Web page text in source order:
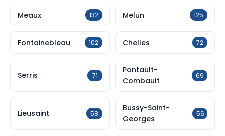
Meaux 132 Melun 125
Fontainebleau 102 Chelles 72
Serris 71
Pontault-
Combault
69
Lieusaint 58
Bussy-Saint-
Georges
56